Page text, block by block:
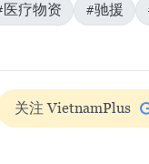
医疗物资 #驰援
关注 VietnamPlus